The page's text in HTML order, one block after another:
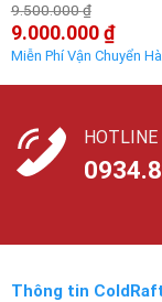
9.500.000₫
Giá
gốc
là:
9.000.000₫
Giá
tại
HOTLINE
Thông tin